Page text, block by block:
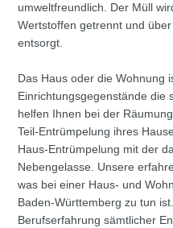
umweltfreundlich. Der Müll
Wertstoffen getrennt und
entsorgt.
Das Haus oder die Wohnung
Einrichtungsgegenstände die
helfen Ihnen bei der
Teil-Entrümpelung ihres
Haus-Entrümpelung mit der
Nebengelasse. Unsere
was bei einer Haus- und
Baden-Württemberg zu tun
Berufserfahrung sämtlicher